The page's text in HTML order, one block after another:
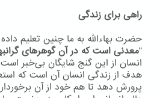
راهی برای زندگی
حضرت بهاءاللّه به ما چنین تعلیم
"معدنی است که در آن گوهرهای
انسان از این گنج شایگان بی‌خبر
هدف از زندگی انسان آن است که
پرورش دهد تا هم خود از آن